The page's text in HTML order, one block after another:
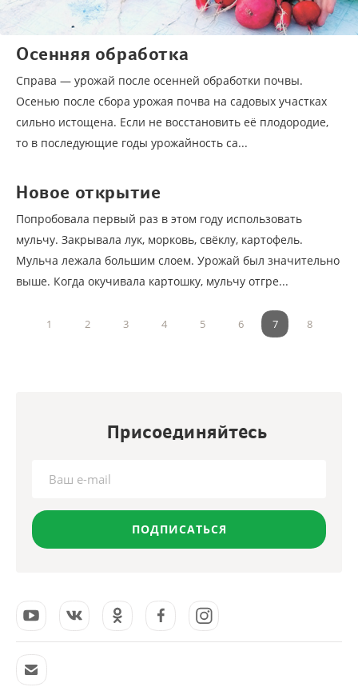
Осенняя обработка
Справа — урожай после осенней обработки почвы.
Осенью после сбора урожая почва на садовых участках
сильно истощена. Если не восстановить её плодородие,
то в последующие годы урожайность са...
Новое открытие
Попробовала первый раз в этом году использовать
мульчу. Закрывала лук, морковь, свёклу, картофель.
Мульча лежала большим слоем. Урожай был значительно
выше. Когда окучивала картошку, мульчу отгре...
1 2 3 4 5 6 7 8
Присоединяйтесь
ПОДПИСАТЬСЯ